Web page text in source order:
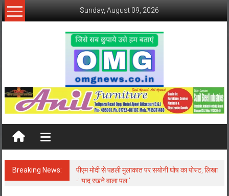
Skip
to
Sunday, August 09, 2026
OMG
News
OMG
after
every
click
Breaking News:
पीएम मोदी से पहली मुलाकात पर सयोनी घोष का पोस्ट, लिखा
-' याद रखने वाला पल '